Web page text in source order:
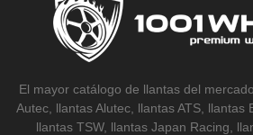
El mayor catálogo de llantas del
Autec, llantas Alutec, llantas ATS, llantas
llantas TSW, llantas Japan Racing,